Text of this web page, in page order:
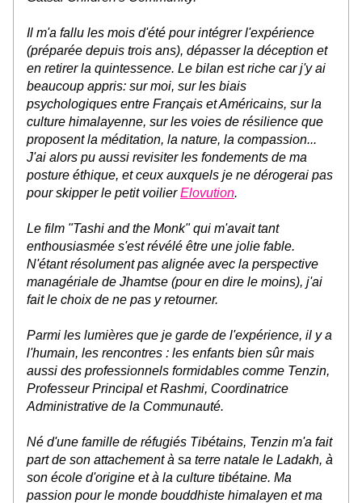
Il m'a fallu les mois d'été pour intégrer l'expérience
(préparée depuis trois ans), dépasser la déception et
en retirer la quintessence. Le bilan est riche car j'y ai
beaucoup appris: sur moi, sur les biais
psychologiques entre Français et Américains, sur la
culture himalayenne, sur les voies de résilience que
proposent la méditation, la nature, la compassion...
J'ai alors pu aussi revisiter les fondements de ma
posture éthique, et ceux auxquels je ne dérogerai pas
pour skipper le petit voilier Elovution.
Le film "Tashi and the Monk" qui m'avait tant
enthousiasmée s'est révélé être une jolie fable.
N'étant résolument pas alignée avec la perspective
managériale de Jhamtse (pour en dire le moins), j'ai
fait le choix de ne pas y retourner.
Parmi les lumières que je garde de l'expérience, il y a
l'humain, les rencontres : les enfants bien sûr mais
aussi des professionnels formidables comme Tenzin,
Professeur Principal et Rashmi, Coordinatrice
Administrative de la Communauté.
Né d'une famille de réfugiés Tibétains, Tenzin m'a fait
part de son attachement à sa terre natale le Ladakh, à
son école d'origine et à la culture tibétaine. Ma
passion pour le monde bouddhiste himalayen et ma